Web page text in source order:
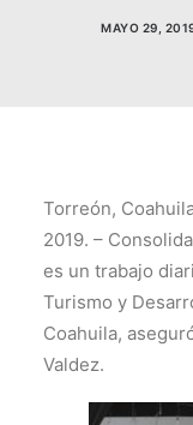
TRANSPARENCIA
SEARCH
MAYO 29,
Torreón,
2019. –
es un trabajo
Turismo y
Coahuila,
Valdez.